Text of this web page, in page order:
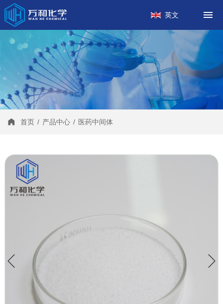
英文
首页
关于我们
产品中心
工厂案例
新闻中心
首页 / 产品中心 / 医药中间体